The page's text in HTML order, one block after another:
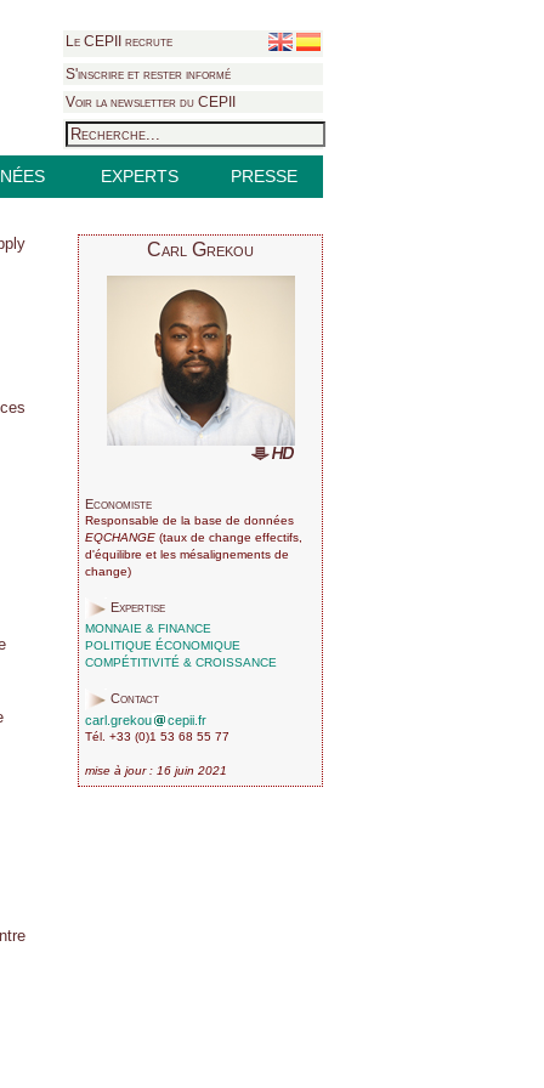
Le CEPII recrute
S'inscrire et rester informé
Voir la newsletter du CEPII
EXPERTS PRESSE
Carl Grekou
Economiste
Responsable de la base de données
EQCHANGE (taux de change effectifs,
d'équilibre et les mésalignements de
change)
Expertise
MONNAIE & FINANCE
POLITIQUE ÉCONOMIQUE
COMPÉTITIVITÉ & CROISSANCE
Contact
carl.grekou
cepii.fr
Tél. +33 (0)1 53 68 55 77
mise à jour : 16 juin 2021